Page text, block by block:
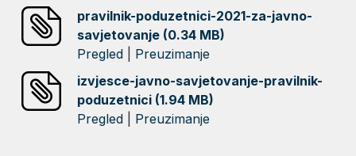
pravilnik-poduzetnici-2021-za-javno-
savjetovanje (0.34 MB)
Pregled
Preuzimanje
izvjesce-javno-savjetovanje-pravilnik-
poduzetnici (1.94 MB)
Pregled
Preuzimanje